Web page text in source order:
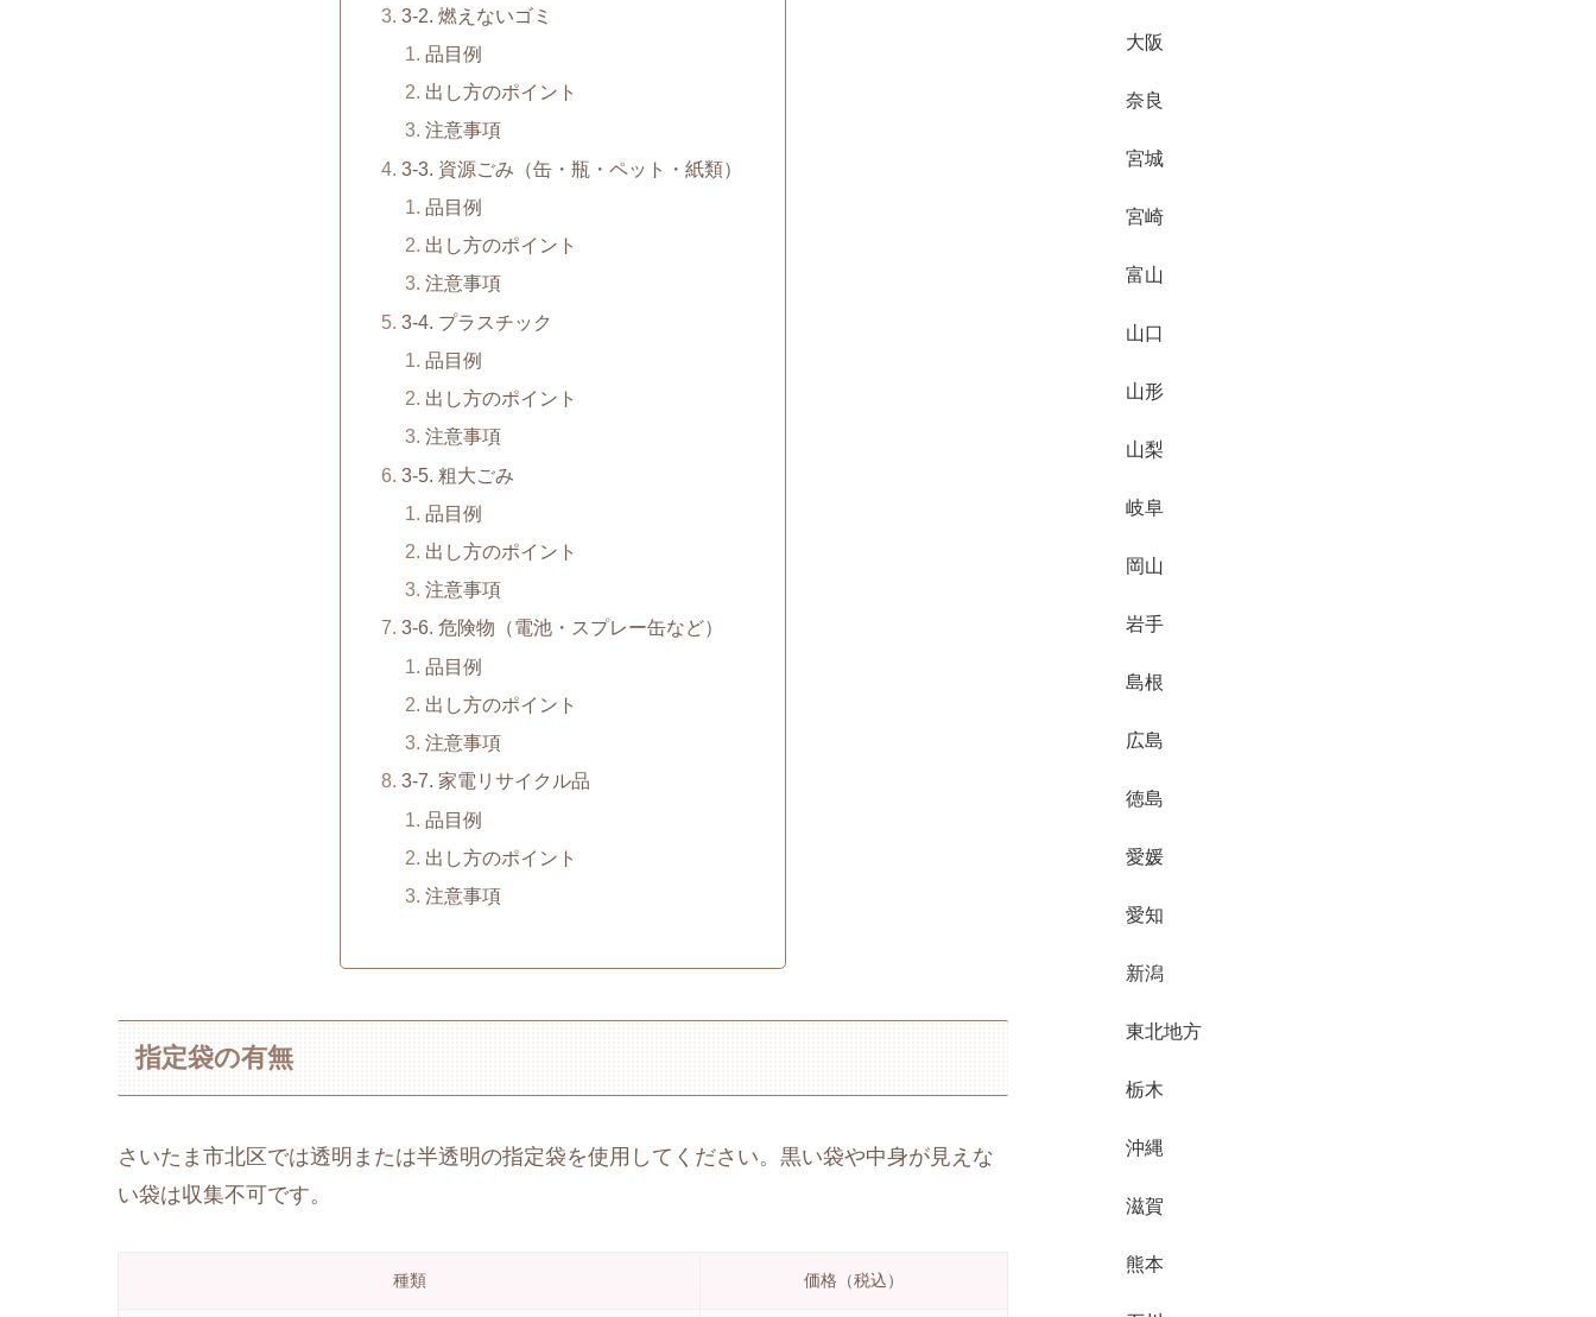
3-2. 燃えないゴミ
品目例
出し方のポイント
注意事項
3-3. 資源ごみ（缶・瓶・ペット・紙類）
品目例
出し方のポイント
注意事項
3-4. プラスチック
品目例
出し方のポイント
注意事項
3-5. 粗大ごみ
品目例
出し方のポイント
注意事項
3-6. 危険物（電池・スプレー缶など）
品目例
出し方のポイント
注意事項
3-7. 家電リサイクル品
品目例
出し方のポイント
注意事項
指定袋の有無
さいたま市北区では透明または半透明の指定袋を使用してください。黒い袋や中身が見えな
い袋は収集不可です。
種類 価格（税込）
大阪
奈良
宮城
宮崎
富山
山口
山形
山梨
岐阜
岡山
岩手
島根
広島
徳島
愛媛
愛知
新潟
東北地方
栃木
沖縄
滋賀
熊本